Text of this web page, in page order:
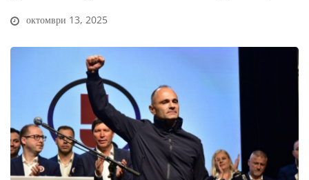
октомври 13, 2025